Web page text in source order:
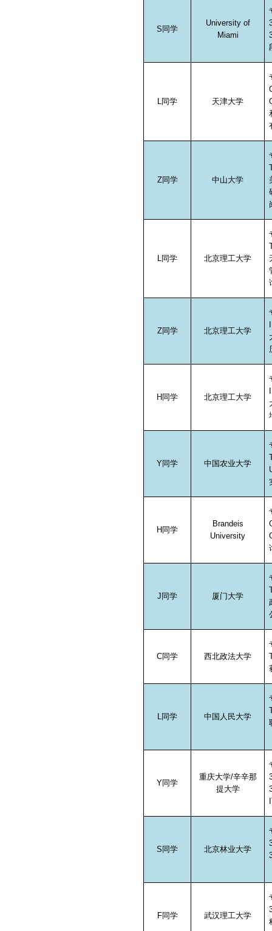
S 同学
University of
Miami
L同学 天津大学
Z同学 中山大学
L同学 北京理工大学
Z同学 北京理工大学
H 同学 北京理工大学
Y同学 中国农业大学
H 同学
Brandeis
University
J 同学 厦门大学
C同学 西北政法大学
L同学 中国人民大学
Y同学
重庆大学/辛辛那
提大学
S 同学 北京林业大学
F同学 武汉理工大学